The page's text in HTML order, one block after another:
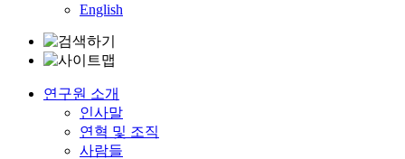
English
연구원 소개
인사말
연혁 및 조직
사람들